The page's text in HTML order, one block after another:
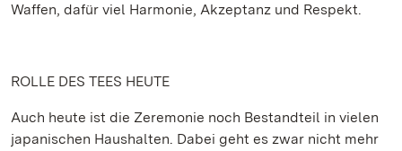
Waffen, dafür viel Harmonie, Akzeptanz und Respekt.
ROLLE DES TEES HEUTE
Auch heute ist die Zeremonie noch Bestandteil in vielen
japanischen Haushalten. Dabei geht es zwar nicht mehr